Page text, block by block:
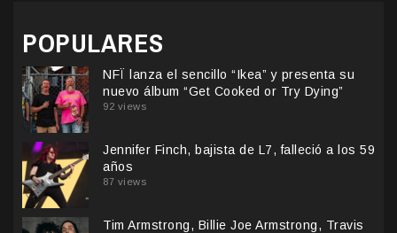
POPULARES
NFÏ lanza el sencillo “Ikea” y presenta su
nuevo álbum “Get Cooked or Try Dying”
92 views
Jennifer Finch, bajista de L7, falleció a los 59
años
87 views
Tim Armstrong, Billie Joe Armstrong, Travis